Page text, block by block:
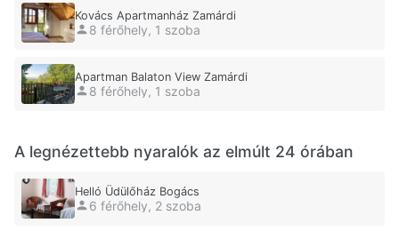
Kovács Apartmanház Zamárdi
8 férőhely, 1 szoba
Apartman Balaton View Zamárdi
8 férőhely, 1 szoba
A legnézettebb nyaralók az elmúlt 24 órában
Helló Üdülőház Bogács
6 férőhely, 2 szoba